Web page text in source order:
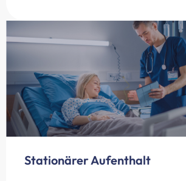
Stationärer Aufenthalt